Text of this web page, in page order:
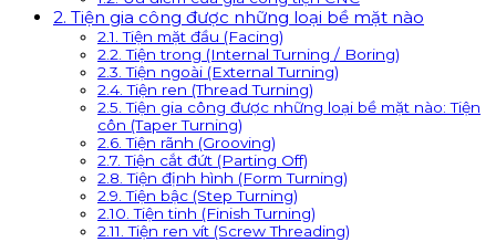
2. Tiện gia công được những loại bề mặt nào
2.1. Tiện mặt đầu (Facing)
2.2. Tiện trong (Internal Turning / Boring)
2.3. Tiện ngoài (External Turning)
2.4. Tiện ren (Thread Turning)
2.5. Tiện gia công được những loại bề mặt nào: Tiện
côn (Taper Turning)
2.6. Tiện rãnh (Grooving)
2.7. Tiện cắt đứt (Parting Off)
2.8. Tiện định hình (Form Turning)
2.9. Tiện bậc (Step Turning)
2.10. Tiện tinh (Finish Turning)
2.11. Tiện ren vít (Screw Threading)